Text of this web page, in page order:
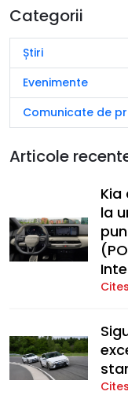
Categorii
Știri
Evenimente
Comunicate de
Articole
Kia
la